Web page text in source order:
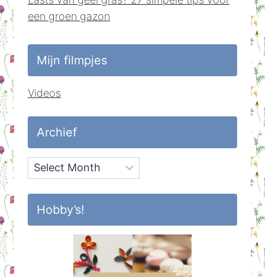
een groen gazon
Mijn filmpjes
Videos
Archief
Archief
Hobby’s!